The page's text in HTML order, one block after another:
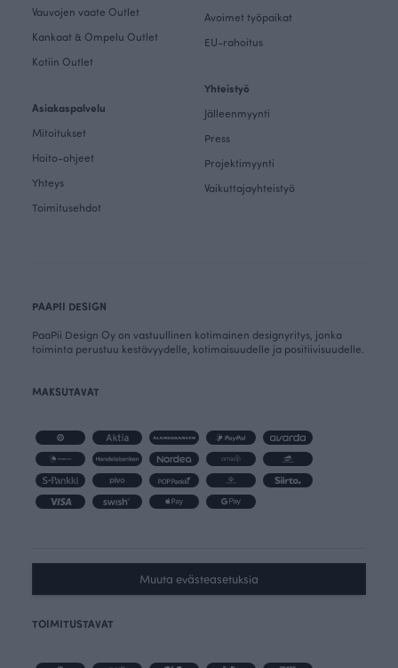
Vauvojen vaate Outlet
Kankaat & Ompelu Outlet
Kotiin Outlet
Asiakaspalvelu
Mitoitukset
Hoito-ohjeet
Yhteys
Toimitusehdot
Avoimet työpaikat
EU-rahoitus
Yhteistyö
Jälleenmyynti
Press
Projektimyynti
Vaikuttajayhteistyö
PAAPII DESIGN
PaaPii Design Oy on vastuullinen kotimainen designyritys, jonka
toiminta perustuu kestävyydelle, kotimaisuudelle ja positiivisuudelle.
MAKSUTAVAT
Muuta evästeasetuksia
TOIMITUSTAVAT